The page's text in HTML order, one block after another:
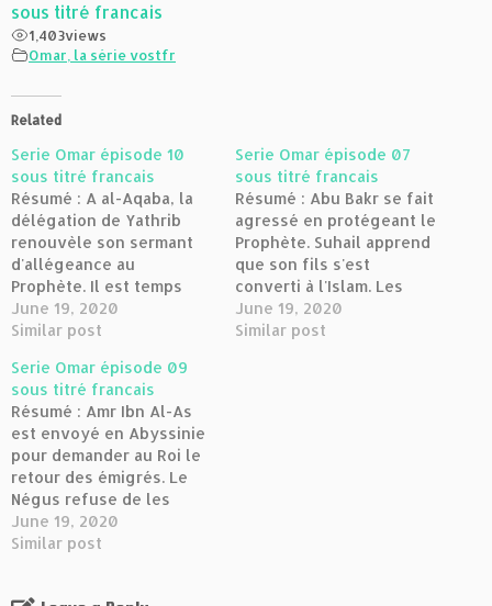
sous titré francais
1,403views
Omar, la série vostfr
Related
Serie Omar épisode 10
sous titré francais
Résumé : A al-Aqaba, la
délégation de Yathrib
renouvèle son sermant
d'allégeance au
Prophète. Il est temps
pour les musulmans
d'émigrer à Médine. Si
scellé » (La Seerah du
prophète Mahomet SAW)
ou avez écouté la série
de conférences sur la vie
du prophète Mahomet
(SAW),…
June 19, 2020
Similar post
Serie Omar épisode 07
sous titré francais
Résumé : Abu Bakr se fait
agressé en protégeant le
Prophète. Suhail apprend
que son fils s'est
converti à l'Islam. Les
musulmans sont
autorisés à émigrer en
June 19, 2020
Similar post
Serie Omar épisode 09
sous titré francais
Résumé : Amr Ibn Al-As
est envoyé en Abyssinie
pour demander au Roi le
retour des émigrés. Le
Négus refuse de les
livrer, après avoir
entendu Ja'far réciter le
June 19, 2020
Similar post